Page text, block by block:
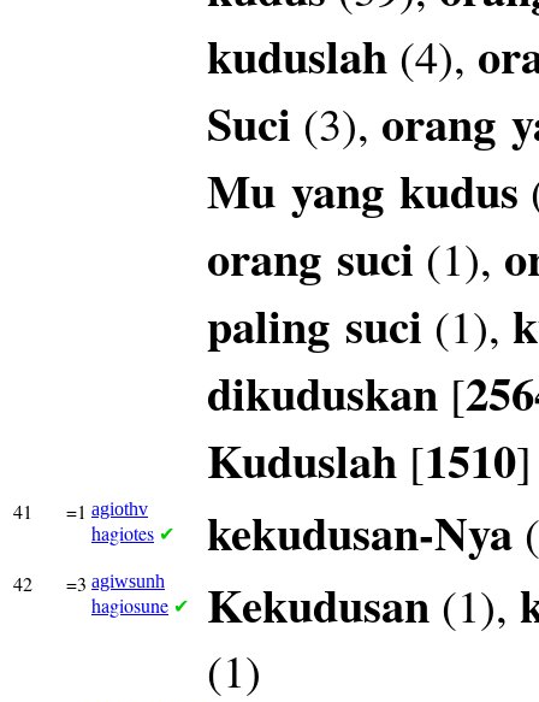
kuduslah (4),
Suci (3), orang
Mu yang kudus
orang suci (1),
paling suci (1),
dikuduskan [
Kuduslah [1510
41 =1 agiothv
hagiotes ✔ kekudusan-Nya
42 =3 agiwsunh
hagiosune ✔ Kekudusan (1),
(1)